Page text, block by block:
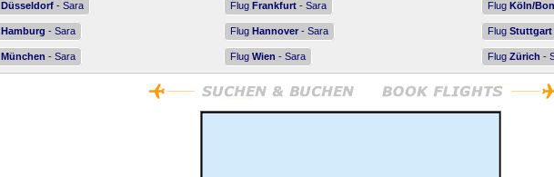
Düsseldorf - Sara Flug Frankfurt - Sara Flug Köln/
Hamburg - Sara Flug Hannover - Sara Flug Stuttgart
München - Sara Flug Wien - Sara Flug Zürich -